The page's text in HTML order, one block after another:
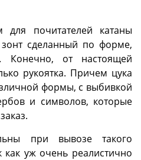
для почитателей катаны
зонт сделанный по форме,
Конечно, от настоящей
рукоятка. Причем цука
формы, с выбивкой
и символов, которые
при вывозе такого
как уж очень реалистично